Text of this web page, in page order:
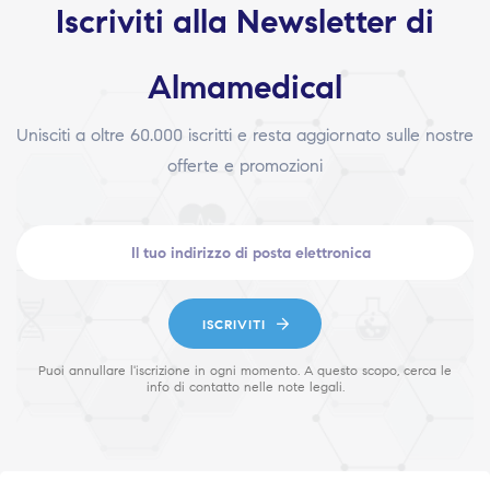
Iscriviti alla Newsletter di
Almamedical
Unisciti a oltre 60.000 iscritti e resta aggiornato sulle nostre
offerte e promozioni
ISCRIVITI
Puoi annullare l'iscrizione in ogni momento. A questo scopo, cerca le
info di contatto nelle note legali.